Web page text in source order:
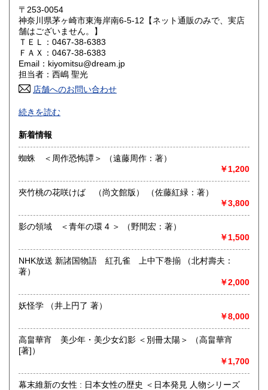
岡山県
山口県
香川県 600円
高知県 600円
佐賀県
熊本県
宮崎県 600円 鹿児島県
600円
〒253-0054
神奈川県茅ヶ崎市東海岸南6-5-12【ネット通販のみで、実店
舗はございません。】
ＴＥＬ：0467-38-6383
ＦＡＸ：0467-38-6383
Email：kiyomitsu@dream.jp
担当者：西嶋 聖光
店舗へのお問い合わせ
良書・古書とサブカルチャーの陰と陽。国史・軍事・宗教・
文芸・芸能・美術・工芸・趣味書より、CD・DVD・古書漫
の新旧書籍とおもちゃ混在乱舞のちらし寿司書店。江戸のト
ッピングもあります。
最寄駅：茅ヶ崎駅
営業時間：平日・祝日:9:00～15:00 土日:休日【※7月23日
(木)は臨時休業日とさせて頂きます。 ご不便をお掛けいたし
まして誠に申し訳ございません。】
定休日：土曜日・日曜日
書籍の買取について
-
取り扱い分野
哲学宗教、歴史、美術工芸、趣味、サブカルチャー
続きを読む
新着情報
蜘蛛 ＜周作恐怖譚＞ （遠藤周作：著）
￥1,200
夾竹桃の花咲けば （尚文館版） （佐藤紅緑：著）
￥3,800
影の領域 ＜青年の環 4 ＞ （野間宏：著）
￥1,500
NHK放送 新諸国物語 紅孔雀 上中下巻揃 （北村壽夫：
著）
￥2,000
妖怪学 （井上円了 著）
￥8,000
高畠華宵 美少年・美少女幻影 ＜別冊太陽＞ （高畠華宵
[著]）
￥1,700
幕末維新の女性 : 日本女性の歴史 ＜日本発見 人物シリーズ